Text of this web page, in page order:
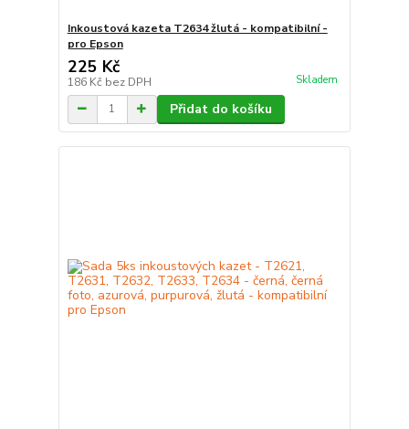
Inkoustová kazeta T2634 žlutá - kompatibilní -
pro Epson
225 Kč
186 Kč bez DPH Skladem
Přidat do košíku